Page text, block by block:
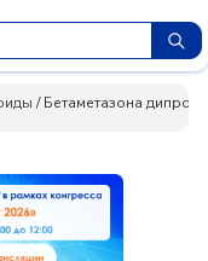
/Бетаметазона